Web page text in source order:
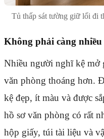
Tủ thấp sát tường giữ lối đi
Không phải càng
Nhiều người nghĩ kệ mở
văn phòng thoáng hơn.
kệ đẹp, ít màu và được
hồ sơ văn phòng có rất
hộp giấy, túi tài liệu và